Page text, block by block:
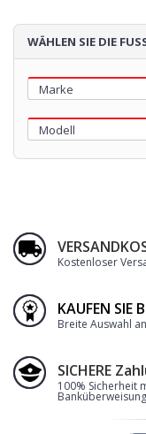
WÄHLEN SIE DIE
Kostenloser
KAUFEN SIE
Breite Auswahl
SICHERE
100% Sicherheit